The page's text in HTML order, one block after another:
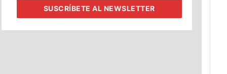
SUSCRÍBETEAL NEWSLETTER